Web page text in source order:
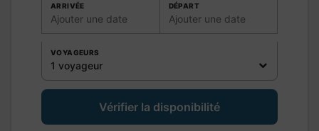
ARRIVÉE
Ajouter une date
DÉPART
Ajouter une date
VOYAGEURS
1 voyageur
Vérifier la disponibilité